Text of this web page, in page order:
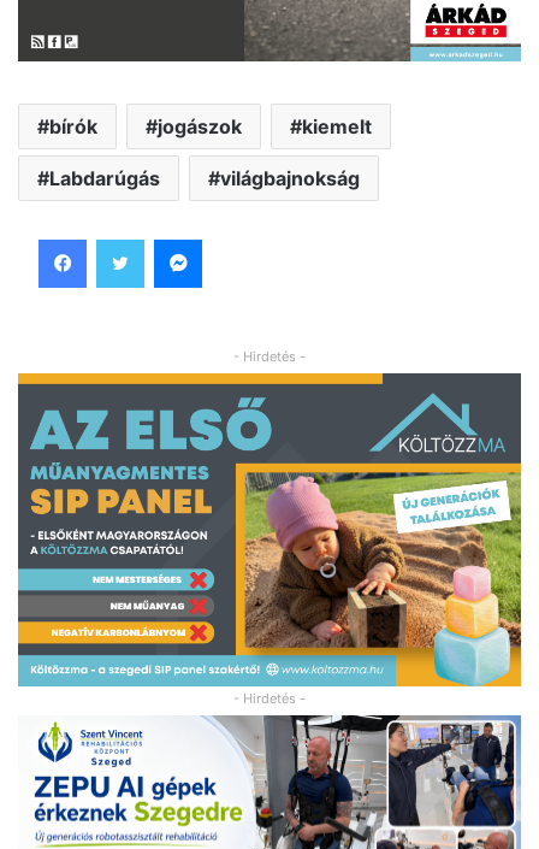
bírók jogászok kiemelt
Labdarúgás világbajnokság
- Hirdetés -
- Hirdetés -